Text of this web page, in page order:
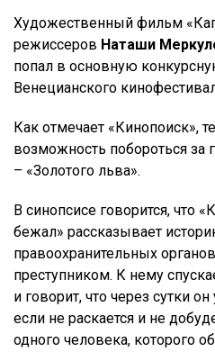
Художественный фильм
режиссеров Наташи
попал в основную
Венецианского
Как отмечает «Кинопоиск»,
возможность побороться за
– «Золотого льва».
В синопсисе говорится, что
бежал» рассказывает
правоохранительных
преступником. К нему
и говорит, что через сутки
если не раскается и не
одного человека, которого